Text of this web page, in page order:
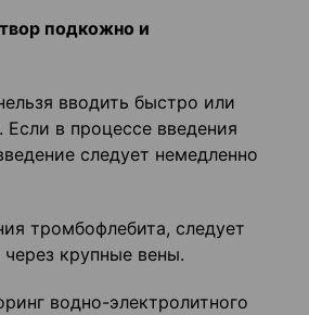
подкожно и
вводить быстро или
Если в процессе введения
следует немедленно
тромбофлебита, следует
крупные вены.
водно-электролитного